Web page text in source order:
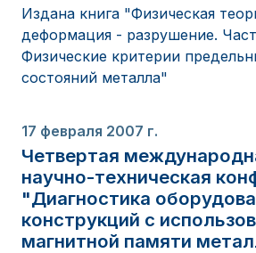
Издана книга "Физическая
деформация - разрушение.
Физические критерии
состояний металла"
17 февраля 2007 г.
Четвертая
научно-техническая
"Диагностика
конструкций с
магнитной памяти